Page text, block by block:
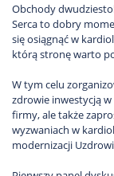
Obchody
Serca to dobry
się osiągnąć w
którą stronę warto
W tym celu
zdrowie inwestycją w
firmy, ale także
wyzwaniach w
modernizacji